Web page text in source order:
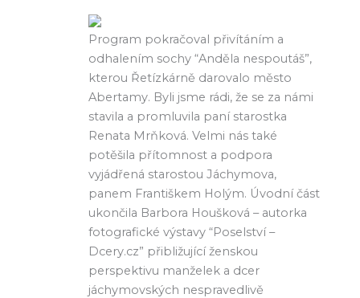
Program pokračoval přivítáním a
odhalením sochy “Anděla nespoutáš”,
kterou Řetízkárně darovalo město
Abertamy. Byli jsme rádi, že se za námi
stavila a promluvila paní starostka
Renata Mrňková. Velmi nás také
potěšila přítomnost a podpora
vyjádřená starostou Jáchymova,
panem Františkem Holým. Úvodní část
ukončila Barbora Houšková – autorka
fotografické výstavy “Poselství –
Dcery.cz” přibližující ženskou
perspektivu manželek a dcer
jáchymovských nespravedlivě